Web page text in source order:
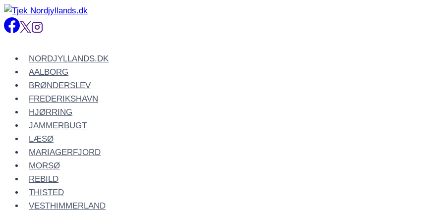
Fortsæt
til
NORDJYLLANDS.DK
AALBORG
BRØNDERSLEV
FREDERIKSHAVN
HJØRRING
JAMMERBUGT
LÆSØ
MARIAGERFJORD
MORSØ
REBILD
THISTED
VESTHIMMERLAND